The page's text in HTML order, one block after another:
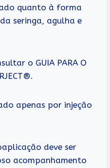
quanto à forma
seringa, agulha e
o GUIA PARA O
apenas por injeção
deve ser
acompanhamento